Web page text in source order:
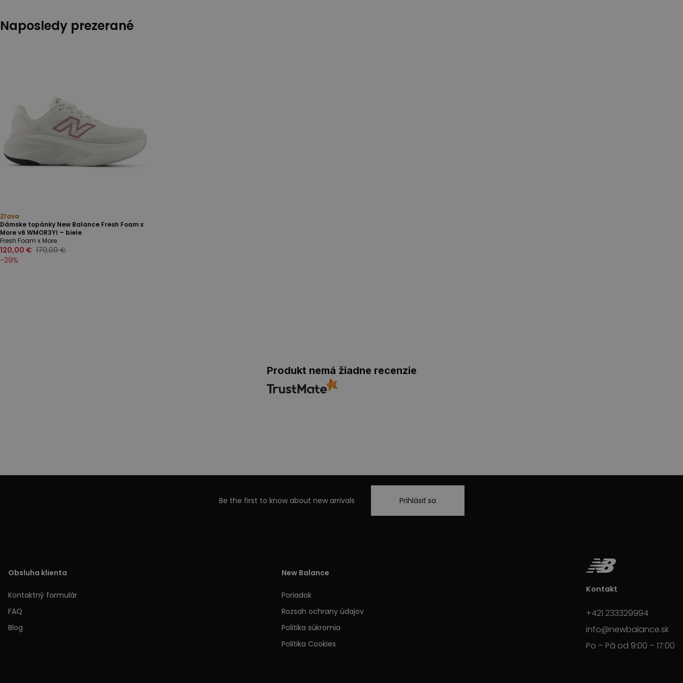
Naposledy prezerané
Zľava
Dámske topánky New Balance Fresh Foam x
More v6 WMOR3YI – biele
Fresh Foam x More
120,00 € 170,00 €
-29%
Produkt nemá žiadne recenzie
Be the first to know about new arrivals Prihlásiť sa
Obsluha klienta
Kontaktný formulár
FAQ
Blog
New Balance
Poriadok
Rozsah ochrany údajov
Politika súkromia
Politika Cookies
Kontakt
+421 233329994
info@newbalance.sk
Po – Pá od 9:00 – 17:00